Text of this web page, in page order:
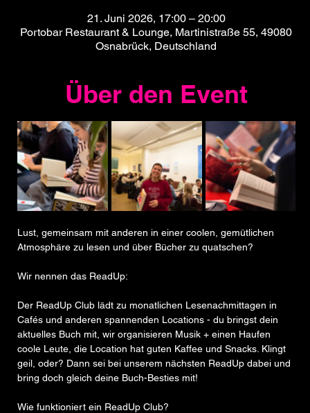
21. Juni 2026, 17:00 – 20:00
Portobar Restaurant & Lounge, Martinistraße 55, 49080
Osnabrück, Deutschland
Über den Event
Lust, gemeinsam mit anderen in einer coolen, gemütlichen
Atmosphäre zu lesen und über Bücher zu quatschen?
Wir nennen das ReadUp:
Der ReadUp Club lädt zu monatlichen Lesenachmittagen in
Cafés und anderen spannenden Locations - du bringst dein
aktuelles Buch mit, wir organisieren Musik + einen Haufen
coole Leute, die Location hat guten Kaffee und Snacks. Klingt
geil, oder? Dann sei bei unserem nächsten ReadUp dabei und
bring doch gleich deine Buch-Besties mit!
Wie funktioniert ein ReadUp Club?